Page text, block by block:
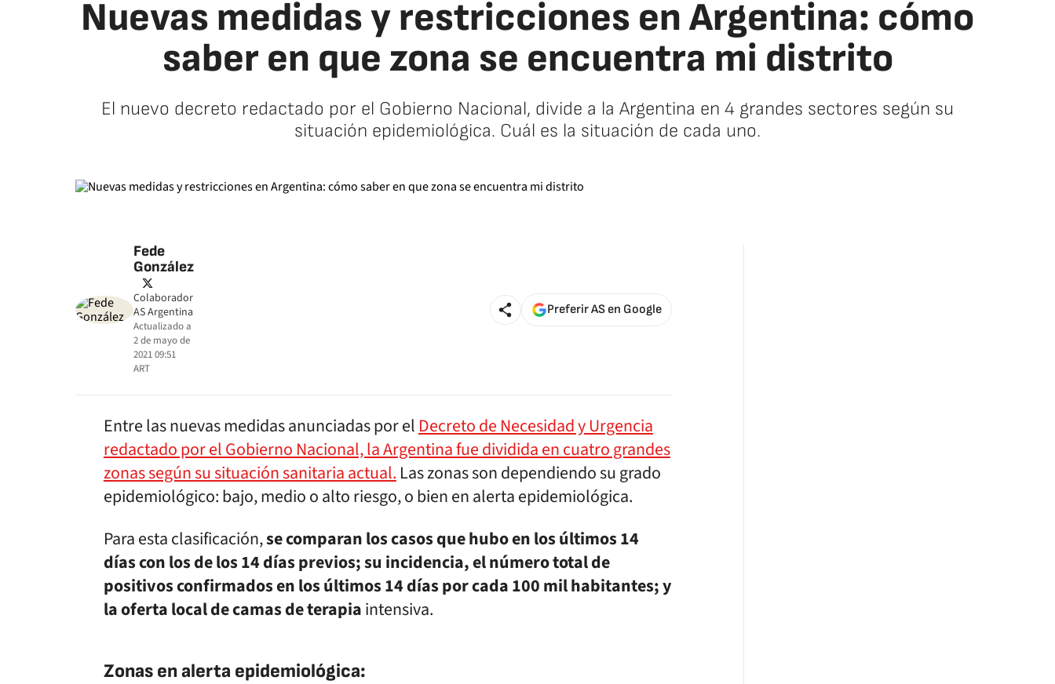
Nuevas medidas y restricciones en Argentina: cómo
saber en que zona se encuentra mi distrito
El nuevo decreto redactado por el Gobierno Nacional, divide a la Argentina en 4 grandes sectores según su
situación epidemiológica. Cuál es la situación de cada uno.
Fede
González
twitter
Colaborador
AS Argentina
Actualizado a
2 de mayo de
2021 09:51
ART
Preferir AS en Google
Entre las nuevas medidas anunciadas por el Decreto de Necesidad y Urgencia
redactado por el Gobierno Nacional, la Argentina fue dividida en cuatro grandes
zonas según su situación sanitaria actual. Las zonas son dependiendo su grado
epidemiológico: bajo, medio o alto riesgo, o bien en alerta epidemiológica.
Para esta clasificación,se comparan los casos que hubo en los últimos 14
días con los de los 14 días previos; su incidencia, el número total de
positivos confirmados en los últimos 14 días por cada 100 mil habitantes; y
la oferta local de camas de terapiaintensiva.
Zonas en alerta epidemiológica: